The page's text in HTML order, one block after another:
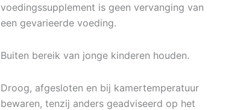
voedingssupplement is geen vervanging van
een gevarieerde voeding.
Buiten bereik van jonge kinderen houden.
Droog, afgesloten en bij kamertemperatuur
bewaren, tenzij anders geadviseerd op het